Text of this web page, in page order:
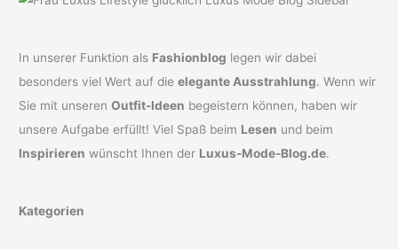
In unserer Funktion als Fashionblog legen wir dabei
besonders viel Wert auf dieelegante Ausstrahlung. Wenn wir
Sie mit unserenOutfit-Ideen begeistern können, haben wir
unsere Aufgabe erfüllt! Viel Spaß beim Lesen und beim
Inspirieren wünscht Ihnen der Luxus-Mode-Blog.de.
Kategorien